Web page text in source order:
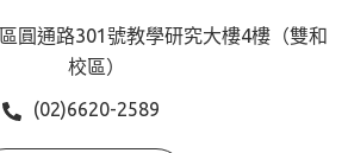
圓通路301號教學研究大樓4樓（雙和
校區）
(02)6620-2589